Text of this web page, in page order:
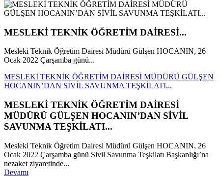
MESLEKİ TEKNİK ÖĞRETİM DAİRESİ...
Mesleki Teknik Öğretim Dairesi Müdürü Gülşen HOCANIN, 26
Ocak 2022 Çarşamba günü...
MESLEKİ TEKNİK ÖĞRETİM DAİRESİ MÜDÜRÜ GÜLŞEN
HOCANIN’DAN SİVİL SAVUNMA TEŞKİLATI...
MESLEKİ TEKNİK ÖĞRETİM DAİRESİ
MÜDÜRÜ GÜLŞEN HOCANIN’DAN SİVİL
SAVUNMA TEŞKİLATI...
Mesleki Teknik Öğretim Dairesi Müdürü Gülşen HOCANIN, 26
Ocak 2022 Çarşamba günü Sivil Savunma Teşkilatı Başkanlığı’na
nezaket ziyaretinde...
Devamı